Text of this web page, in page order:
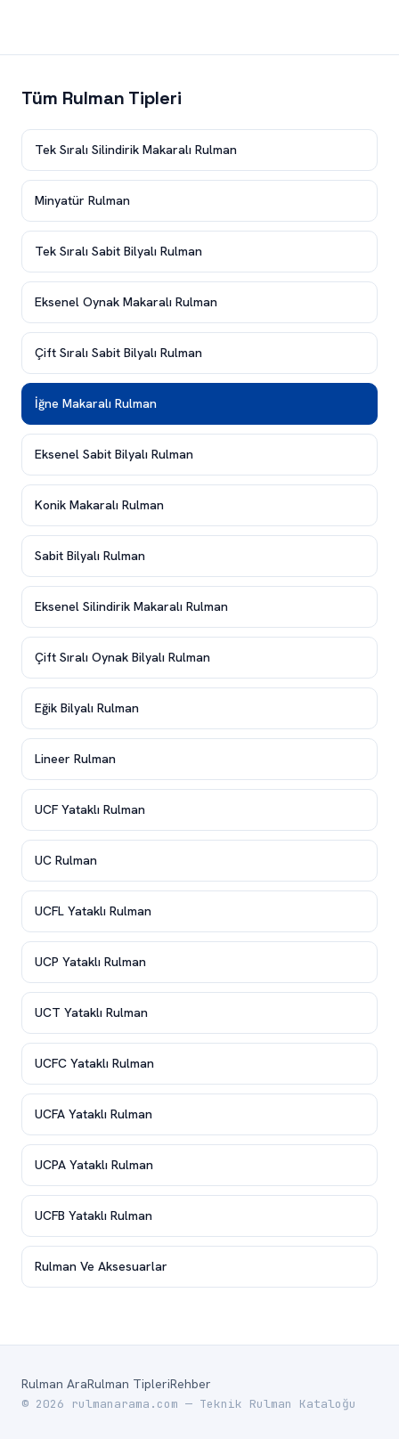
Tüm Rulman Tipleri
Tek Sıralı Silindirik Makaralı Rulman
Minyatür Rulman
Tek Sıralı Sabit Bilyalı Rulman
Eksenel Oynak Makaralı Rulman
Çift Sıralı Sabit Bilyalı Rulman
İğne Makaralı Rulman
Eksenel Sabit Bilyalı Rulman
Konik Makaralı Rulman
Sabit Bilyalı Rulman
Eksenel Silindirik Makaralı Rulman
Çift Sıralı Oynak Bilyalı Rulman
Eğik Bilyalı Rulman
Lineer Rulman
UCF Yataklı Rulman
UC Rulman
UCFL Yataklı Rulman
UCP Yataklı Rulman
UCT Yataklı Rulman
UCFC Yataklı Rulman
UCFA Yataklı Rulman
UCPA Yataklı Rulman
UCFB Yataklı Rulman
Rulman Ve Aksesuarlar
Rulman AraRulman TipleriRehber
© 2026 rulmanarama.com — Teknik Rulman Kataloğu